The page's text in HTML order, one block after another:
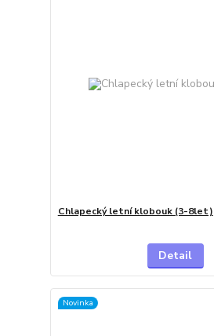
Chlapecký letní klobouk (3-8let)
Detail
Novinka